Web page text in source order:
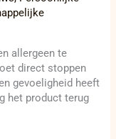
allergeen te
direct stoppen
gevoeligheid heeft
het product terug